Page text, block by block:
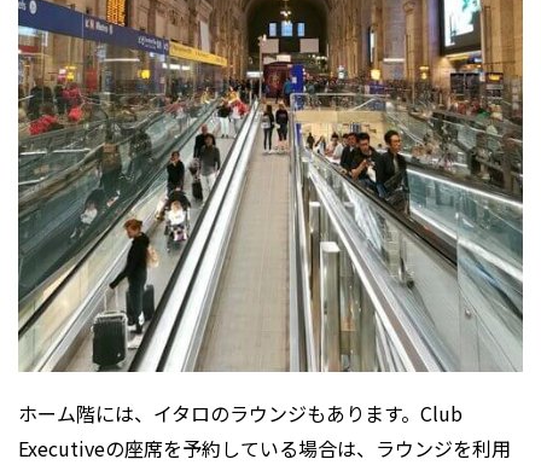
ホーム階には、イタロのラウンジもあります。Club
Executiveの座席を予約している場合は、ラウンジを利用